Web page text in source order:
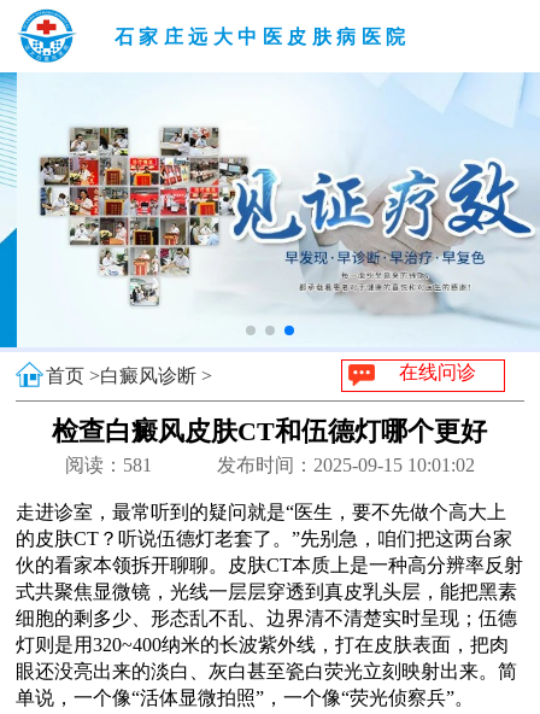
石家庄远大中医皮肤病医院
首页 >白癜风诊断 > 在线问诊
检查白癜风皮肤CT和伍德灯哪个更好
阅读： 581 发布时间：2025-09-15 10:01:02
走进诊室，最常听到的疑问就是“医生，要不先做个高大上
的皮肤CT？听说伍德灯老套了。”先别急，咱们把这两台家
伙的看家本领拆开聊聊。皮肤CT本质上是一种高分辨率反射
式共聚焦显微镜，光线一层层穿透到真皮乳头层，能把黑素
细胞的剩多少、形态乱不乱、边界清不清楚实时呈现；伍德
灯则是用320~400纳米的长波紫外线，打在皮肤表面，把肉
眼还没亮出来的淡白、灰白甚至瓷白荧光立刻映射出来。简
单说，一个像“活体显微拍照”，一个像“荧光侦察兵”。